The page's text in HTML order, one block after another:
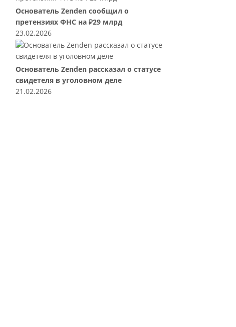
Основатель Zenden сообщил о
претензиях ФНС на ₽29 млрд
23.02.2026
Основатель Zenden рассказал о статусе
свидетеля в уголовном деле
21.02.2026